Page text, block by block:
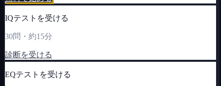
IQテストを受ける
30問・約15分
診断を受ける
EQテストを受ける